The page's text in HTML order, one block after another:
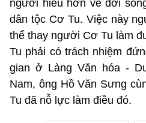
người hiểu hơn về đời
dân tộc Cơ Tu. Việc này
thể thay người Cơ Tu làm
Tu phải có trách nhiệm
gian ở Làng Văn hóa -
Nam, ông Hồ Văn Sưng
Tu đã nỗ lực làm điều đó.